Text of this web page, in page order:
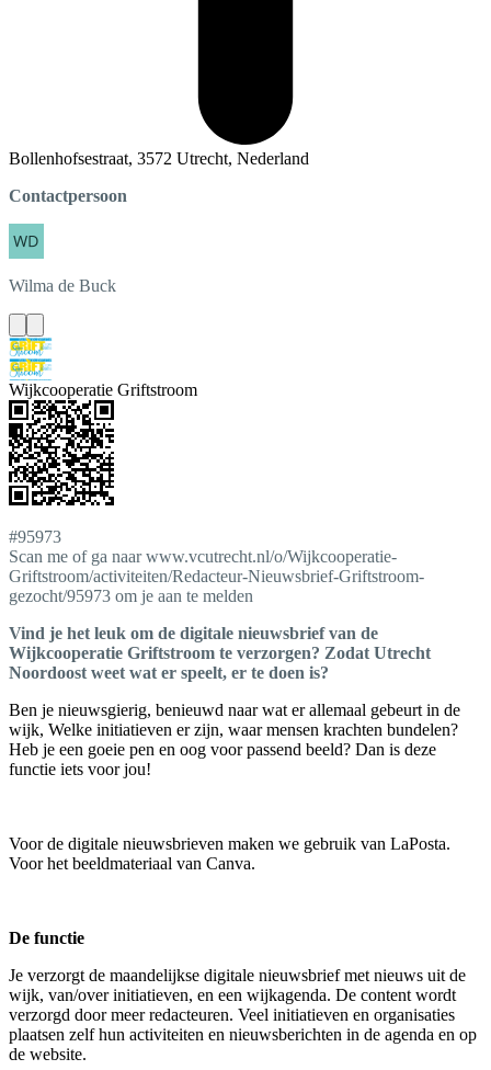
Bollenhofsestraat, 3572 Utrecht, Nederland
Contactpersoon
Wilma de Buck
Wijkcooperatie Griftstroom
#95973
Scan me of ga naar www.vcutrecht.nl/o/Wijkcooperatie-
Griftstroom/activiteiten/Redacteur-Nieuwsbrief-Griftstroom-
gezocht/95973 om je aan te melden
Vind je het leuk om de digitale nieuwsbrief van de
Wijkcooperatie Griftstroom te verzorgen? Zodat Utrecht
Noordoost weet wat er speelt, er te doen is?
Ben je nieuwsgierig, benieuwd naar wat er allemaal gebeurt in de
wijk, Welke initiatieven er zijn, waar mensen krachten bundelen?
Heb je een goeie pen en oog voor passend beeld? Dan is deze
functie iets voor jou!
Voor de digitale nieuwsbrieven maken we gebruik van LaPosta.
Voor het beeldmateriaal van Canva.
De functie
Je verzorgt de maandelijkse digitale nieuwsbrief met nieuws uit de
wijk, van/over initiatieven, en een wijkagenda. De content wordt
verzorgd door meer redacteuren. Veel initiatieven en organisaties
plaatsen zelf hun activiteiten en nieuwsberichten in de agenda en op
de website.